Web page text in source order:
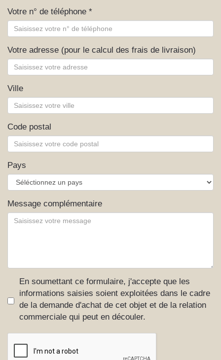
Votre n° de téléphone *
Votre adresse (pour le calcul des frais de livraison)
Ville
Code postal
Pays
Message complémentaire
En soumettant ce formulaire, j'accepte que les
informations saisies soient exploitées dans le cadre
de la demande d'achat de cet objet et de la relation
commerciale qui peut en découler.